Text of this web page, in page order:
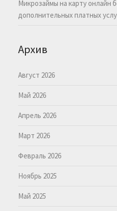
Микрозаймы на карту онлайн
дополнительных платных
Архив
Август 2026
Май 2026
Апрель 2026
Март 2026
Февраль 2026
Ноябрь 2025
Май 2025